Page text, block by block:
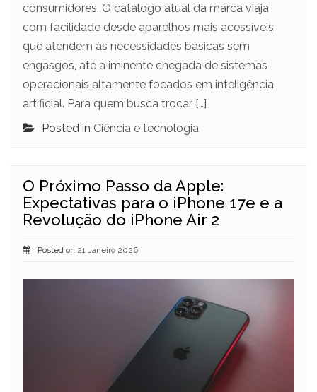
consumidores. O catálogo atual da marca viaja
com facilidade desde aparelhos mais acessíveis,
que atendem às necessidades básicas sem
engasgos, até a iminente chegada de sistemas
operacionais altamente focados em inteligência
artificial. Para quem busca trocar […]
Posted in Ciência e tecnologia
O Próximo Passo da Apple:
Expectativas para o iPhone 17e e a
Revolução do iPhone Air 2
Posted on 21 Janeiro 2026